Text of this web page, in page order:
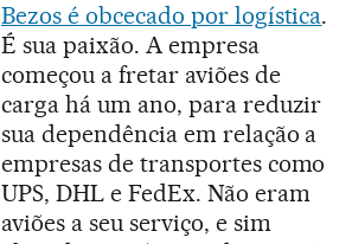
Bezos é obcecado por logística.
É sua paixão. A empresa
começou a fretar aviões de
carga há um ano, para reduzir
sua dependência em relação a
empresas de transportes como
UPS, DHL e FedEx. Não eram
aviões a seu serviço, e sim